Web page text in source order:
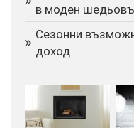
в моден
Сезонни
доход